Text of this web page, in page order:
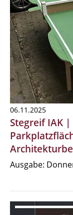
06.11.2025
Stegreif IAK
Ausgabe: